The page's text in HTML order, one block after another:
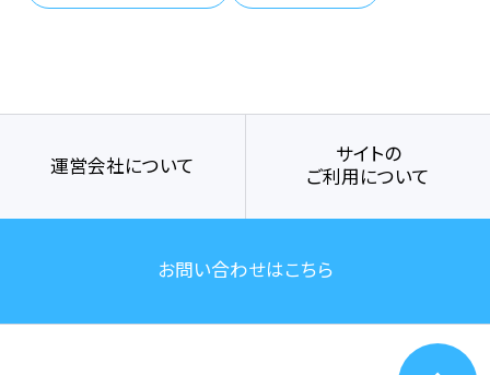
運営会社について
サイトの
ご利用について
お問い合わせはこちら